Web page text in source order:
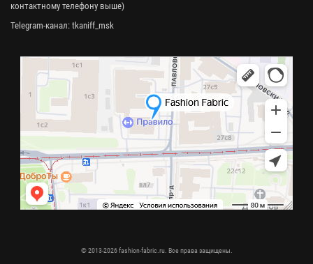
контактному телефону выше)
Telegram-канал: tkaniff_msk
© 2013-2026 fashion-fabric.ru. Все права защищены.